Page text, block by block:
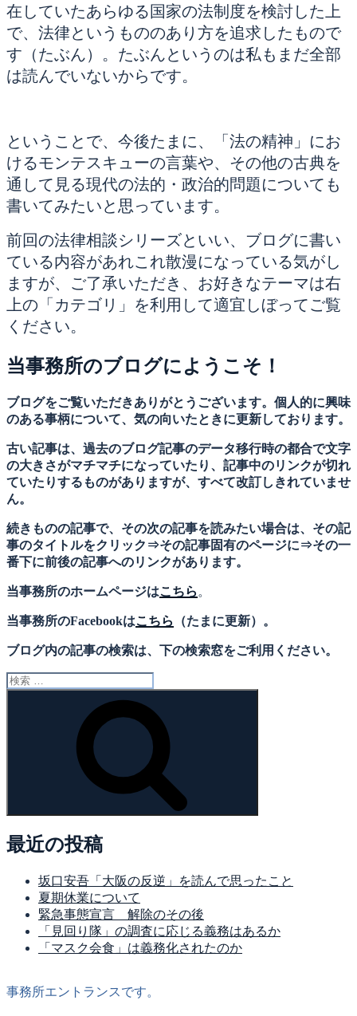
在していたあらゆる国家の法制度を検討した上
で、法律というもののあり方を追求したもので
す（たぶん）。たぶんというのは私もまだ全部
は読んでいないからです。
ということで、今後たまに、「法の精神」にお
けるモンテスキューの言葉や、その他の古典を
通して見る現代の法的・政治的問題についても
書いてみたいと思っています。
前回の法律相談シリーズといい、ブログに書い
ている内容があれこれ散漫になっている気がし
ますが、ご了承いただき、お好きなテーマは右
上の「カテゴリ」を利用して適宜しぼってご覧
ください。
当事務所のブログにようこそ！
ブログをご覧いただきありがとうございます。個人的に興味
のある事柄について、気の向いたときに更新しております。
古い記事は、過去のブログ記事のデータ移行時の都合で文字
の大きさがマチマチになっていたり、記事中のリンクが切れ
ていたりするものがありますが、すべて改訂しきれていませ
ん。
続きものの記事で、その次の記事を読みたい場合は、その記
事のタイトルをクリック⇒その記事固有のページに⇒その一
番下に前後の記事へのリンクがあります。
当事務所のホームページはこちら 。
当事務所のFacebookはこちら （たまに更新）。
ブログ内の記事の検索は、下の検索窓をご利用ください。
検
最近の投稿
坂口安吾「大阪の反逆」を読んで思ったこと
夏期休業について
緊急事態宣言 解除のその後
「見回り隊」の調査に応じる義務はあるか
「マスク会食」は義務化されたのか
事務所エントランスです。